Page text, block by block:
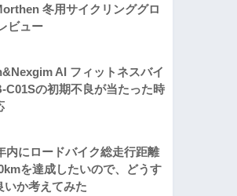
冬用サイクリンググロ
ビュー
AI フィットネスバイ
C01Sの初期不良が当たった時
内にロードバイク総走行距離
を達成したいので、どうす
いか考えてみた